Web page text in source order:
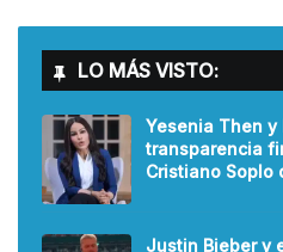
LO MÁS VISTO:
Yesenia Then
transparencia
Cristiano Soplo
Justin Bieber y